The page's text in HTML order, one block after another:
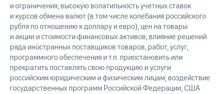
и ограничения; высокую волатильность учетных ставок
и курсов обмена валют (в том числе колебания российского
рубля по отношению к доллару и евро), цен на товары
и акции и стоимости финансовых активов; влияние решений
ряда иностранных поставщиков товаров, работ, услуг,
программного обеспечения и т.п. приостановить или
прекратить поставлять свою продукцию и услуги
российским юридическим и физическим лицам; воздействие
государственных программ Российской Федерации, США